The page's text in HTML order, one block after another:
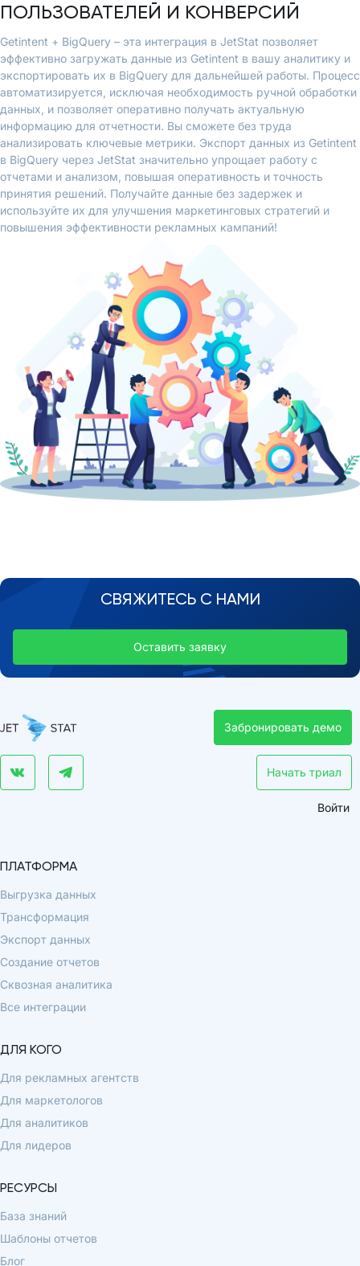
ПОЛЬЗОВАТЕЛЕЙ И КОНВЕРСИЙ
Getintent + BigQuery – эта интеграция в JetStat позволяет
эффективно загружать данные из Getintent в вашу аналитику и
экспортировать их в BigQuery для дальнейшей работы. Процесс
автоматизируется, исключая необходимость ручной обработки
данных, и позволяет оперативно получать актуальную
информацию для отчетности. Вы сможете без труда
анализировать ключевые метрики. Экспорт данных из Getintent
в BigQuery через JetStat значительно упрощает работу с
отчетами и анализом, повышая оперативность и точность
принятия решений. Получайте данные без задержек и
используйте их для улучшения маркетинговых стратегий и
повышения эффективности рекламных кампаний!
СВЯЖИТЕСЬ С НАМИ
Оставить заявку
Забронировать демо
Начать триал
Войти
ПЛАТФОРМА
Выгрузка данных
Трансформация
Экспорт данных
Создание отчетов
Сквозная аналитика
Все интеграции
ДЛЯ КОГО
Для рекламных агентств
Для маркетологов
Для аналитиков
Для лидеров
РЕСУРСЫ
База знаний
Шаблоны отчетов
Блог